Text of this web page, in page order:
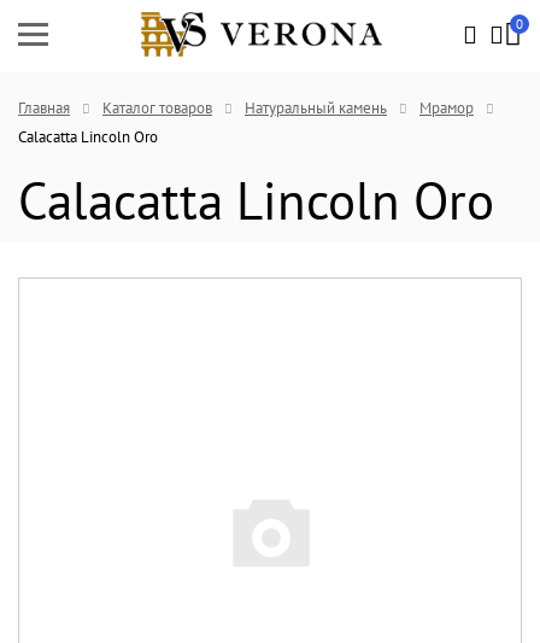
0
Главная Каталог товаров Натуральный камень
Мрамор
Calacatta Lincoln Oro
Calacatta Lincoln Oro